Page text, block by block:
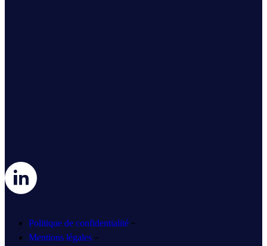
Politique de confidentialité -
Mentions légales -